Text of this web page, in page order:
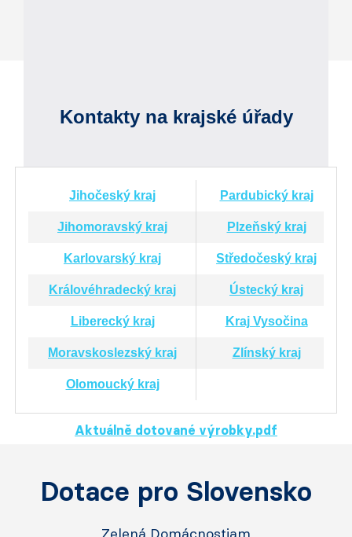
Aktuálně dotované výrobky.pdf
Kontakty na krajské úřady
Jihočeský kraj Pardubický kraj
Jihomoravský kraj Plzeňský kraj
Karlovarský kraj Středočeský kraj
Královéhradecký kraj Ústecký kraj
Liberecký kraj Kraj Vysočina
Moravskoslezský kraj Zlínský kraj
Olomoucký kraj
Dotace pro Slovensko